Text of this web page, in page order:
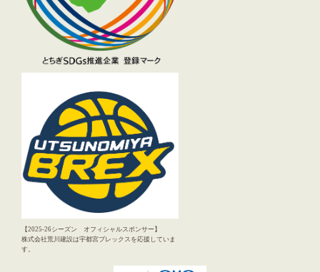
【2025-26シーズン オフィシャルスポンサー】
株式会社荒川建設は宇都宮ブレックスを応援していま
す。